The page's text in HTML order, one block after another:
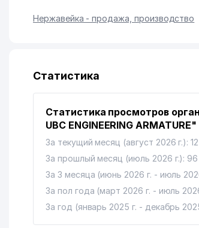
Нержавейка - продажа, производство
Статистика
Статистика просмотров
UBC ENGINEERING ARMATURE"
За текущий месяц (август 2026 г.): 12
За прошлый месяц (июль 2026 г.): 96
За 3 месяца (июнь 2026 г. - июль
За пол года (март 2026 г. - июль
За год (январь 2025 г. - декабрь